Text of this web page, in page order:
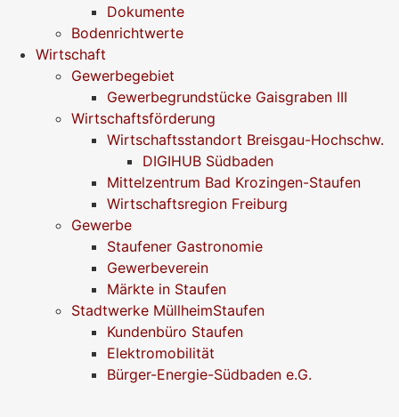
Dokumente
Bodenrichtwerte
Wirtschaft
Gewerbegebiet
Gewerbegrundstücke Gaisgraben III
Wirtschaftsförderung
Wirtschaftsstandort Breisgau-Hochschw.
DIGIHUB Südbaden
Mittelzentrum Bad Krozingen-Staufen
Wirtschaftsregion Freiburg
Gewerbe
Staufener Gastronomie
Gewerbeverein
Märkte in Staufen
Stadtwerke MüllheimStaufen
Kundenbüro Staufen
Elektromobilität
Bürger-Energie-Südbaden e.G.